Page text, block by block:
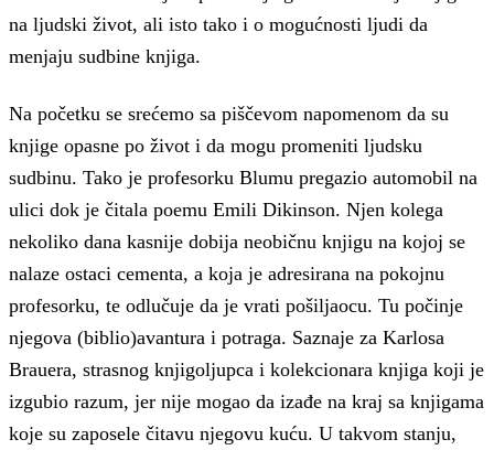
na ljudski život, ali isto tako i o mogućnosti ljudi da
menjaju sudbine knjiga.
Na početku se srećemo sa piščevom napomenom da su
knjige opasne po život i da mogu promeniti ljudsku
sudbinu. Tako je profesorku Blumu pregazio automobil na
ulici dok je čitala poemu Emili Dikinson. Njen kolega
nekoliko dana kasnije dobija neobičnu knjigu na kojoj se
nalaze ostaci cementa, a koja je adresirana na pokojnu
profesorku, te odlučuje da je vrati pošiljaocu. Tu počinje
njegova (biblio)avantura i potraga. Saznaje za Karlosa
Brauera, strasnog knjigoljupca i kolekcionara knjiga koji je
izgubio razum, jer nije mogao da izađe na kraj sa knjigama
koje su zaposele čitavu njegovu kuću. U takvom stanju,